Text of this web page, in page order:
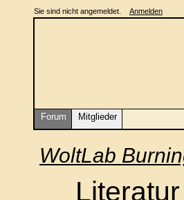
Sie sind nicht angemeldet. Anmelden
Forum Mitglieder
WoltLab